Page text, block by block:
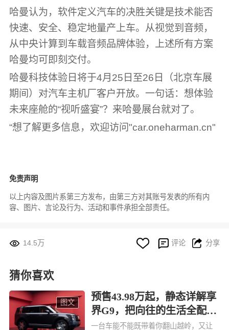
哈曼认为，软件定义汽车的决胜关键是技术能否
快速、安全、稳定地量产上车。从视觉到音频，
从中央计算到车载音频品牌体验，上述所有方案
哈曼均可即刻交付。
哈曼科技体验日将于4月25日至26日（北京车展
期间）对汽车主机厂客户开放。一句话：想体验
未来座舱的“视听盛宴”？来哈曼展台就对了。
“想了解更多信息，欢迎访问"car.oneharman.cn"
免责声明
以上内容及图片系第三方发布，由第三方对其账号发表的所有内
容、图片、言论及行为、活动和事件承担全部责任。
 14.5万   评论  分享
猜你喜欢
图文
预售43.98万起，静态详解享
界G9，把向往的生活全配齐
了
一台车能不能既带着你翻山越岭，又让